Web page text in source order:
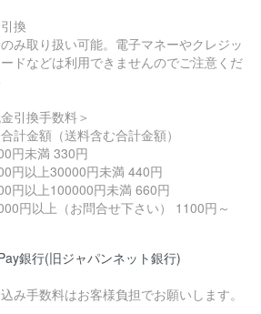
換
み取り扱い可能。電子マネーやクレジッ
ードなどは利用できませんのでご注意くだ
引換手数料＞
計金額（送料含む合計金額）
円未満 330円
円以上30000円未満 440円
円以上100000円未満 660円
円以上（お問合せ下さい） 1100円～
銀行(旧ジャパンネット銀行)
み手数料はお客様負担でお願いします。